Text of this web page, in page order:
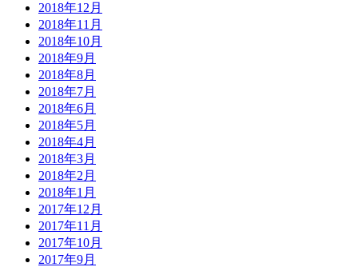
2018年12月
2018年11月
2018年10月
2018年9月
2018年8月
2018年7月
2018年6月
2018年5月
2018年4月
2018年3月
2018年2月
2018年1月
2017年12月
2017年11月
2017年10月
2017年9月